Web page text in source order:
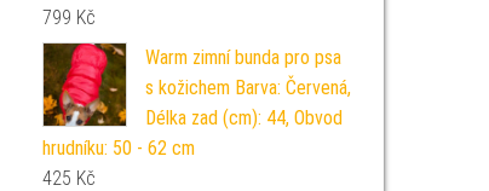
799 Kč
Warm zimní bunda pro psa
s kožichem Barva: Červená,
Délka zad (cm): 44, Obvod
hrudníku: 50 - 62 cm
425 Kč